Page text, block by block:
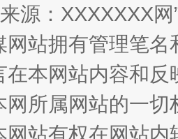
源：XXXXXXX
网站拥有管理笔
在本网站内容和
网所属网站的一
网站有权在网站